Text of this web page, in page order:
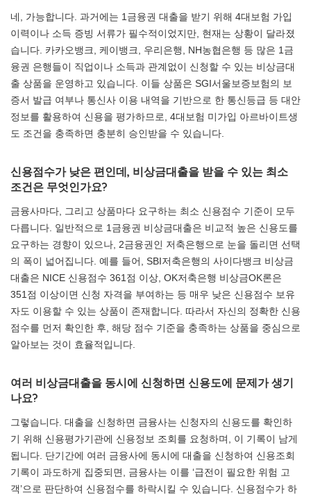
네, 가능합니다. 과거에는 1금융권 대출을 받기 위해 4대보험 가입
이력이나 소득 증빙 서류가 필수적이었지만, 현재는 상황이 달라졌
습니다. 카카오뱅크, 케이뱅크, 우리은행, NH농협은행 등 많은 1금
융권 은행들이 직업이나 소득과 관계없이 신청할 수 있는 비상금대
출 상품을 운영하고 있습니다. 이들 상품은 SGI서울보증보험의 보
증서 발급 여부나 통신사 이용 내역을 기반으로 한 통신등급 등 대안
정보를 활용하여 신용을 평가하므로, 4대보험 미가입 아르바이트생
도 조건을 충족하면 충분히 승인받을 수 있습니다.
신용점수가 낮은 편인데, 비상금대출을 받을 수 있는 최소
조건은 무엇인가요?
금융사마다, 그리고 상품마다 요구하는 최소 신용점수 기준이 모두
다릅니다. 일반적으로 1금융권 비상금대출은 비교적 높은 신용도를
요구하는 경향이 있으나, 2금융권인 저축은행으로 눈을 돌리면 선택
의 폭이 넓어집니다. 예를 들어, SBI저축은행의 사이다뱅크 비상금
대출은 NICE 신용점수 361점 이상, OK저축은행 비상금OK론은
351점 이상이면 신청 자격을 부여하는 등 매우 낮은 신용점수 보유
자도 이용할 수 있는 상품이 존재합니다. 따라서 자신의 정확한 신용
점수를 먼저 확인한 후, 해당 점수 기준을 충족하는 상품을 중심으로
알아보는 것이 효율적입니다.
여러 비상금대출을 동시에 신청하면 신용도에 문제가 생기
나요?
그렇습니다. 대출을 신청하면 금융사는 신청자의 신용도를 확인하
기 위해 신용평가기관에 신용정보 조회를 요청하며, 이 기록이 남게
됩니다. 단기간에 여러 금융사에 동시에 대출을 신청하여 신용조회
기록이 과도하게 집중되면, 금융사는 이를 ‘급전이 필요한 위험 고
객’으로 판단하여 신용점수를 하락시킬 수 있습니다. 신용점수가 하